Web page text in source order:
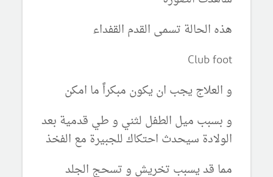
هذه الحالة تسمى القدم القفداء
Club foot
و العلاج يجب ان يكون مبكراً ما امكن
و بسبب ميل الطفل لثني و طي قدمية بعد
الولادة سيحدث احتكاك للجبيرة مع الفخذ
مما قد يسبب تخريش و تسحج الجلد